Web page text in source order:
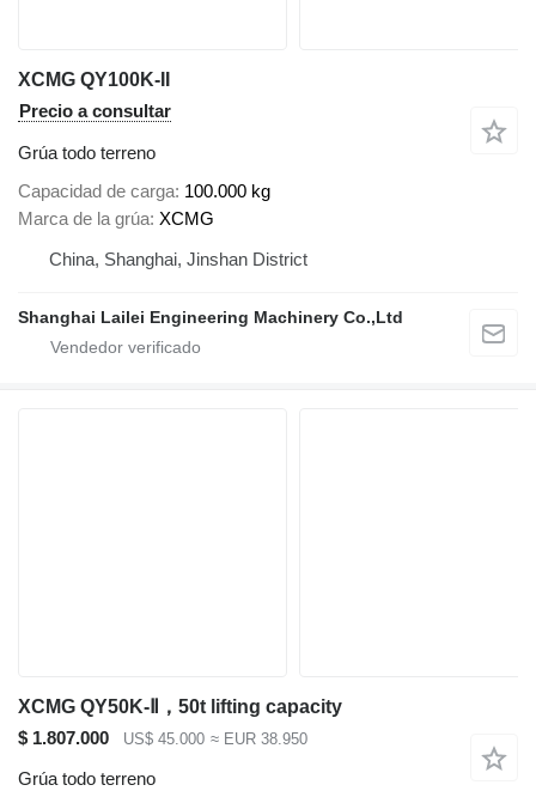
XCMG QY100K-II
Precio a consultar
Grúa todo terreno
Capacidad de carga 100.000 kg
Marca de la grúa XCMG
China, Shanghai, Jinshan District
Shanghai Lailei Engineering Machinery Co.,Ltd
XCMG QY50K-Ⅱ，50t lifting capacity
$ 1.807.000
US$ 45.000 ≈ EUR 38.950
Grúa todo terreno